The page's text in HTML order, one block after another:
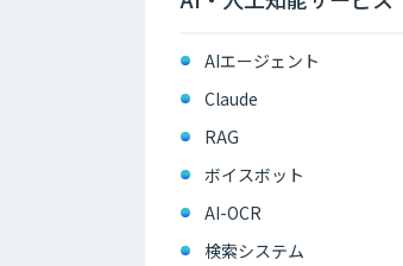
AIエージェント
Claude
RAG
ボイスボット
AI-OCR
検索システム